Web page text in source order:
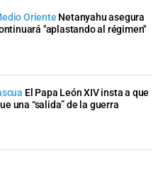
Oriente Netanyahu asegura
"aplastando al régimen"
El Papa León XIV insta a que
una “salida” de la guerra